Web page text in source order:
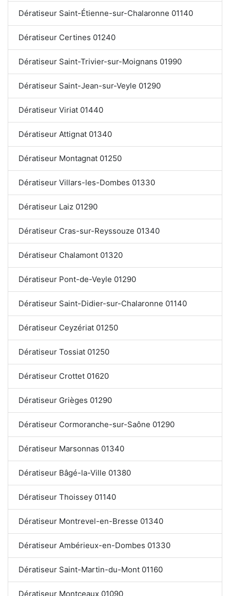
Dératiseur Saint-Étienne-sur-Chalaronne 01140
Dératiseur Certines 01240
Dératiseur Saint-Trivier-sur-Moignans 01990
Dératiseur Saint-Jean-sur-Veyle 01290
Dératiseur Viriat 01440
Dératiseur Attignat 01340
Dératiseur Montagnat 01250
Dératiseur Villars-les-Dombes 01330
Dératiseur Laiz 01290
Dératiseur Cras-sur-Reyssouze 01340
Dératiseur Chalamont 01320
Dératiseur Pont-de-Veyle 01290
Dératiseur Saint-Didier-sur-Chalaronne 01140
Dératiseur Ceyzériat 01250
Dératiseur Tossiat 01250
Dératiseur Crottet 01620
Dératiseur Grièges 01290
Dératiseur Cormoranche-sur-Saône 01290
Dératiseur Marsonnas 01340
Dératiseur Bâgé-la-Ville 01380
Dératiseur Thoissey 01140
Dératiseur Montrevel-en-Bresse 01340
Dératiseur Ambérieux-en-Dombes 01330
Dératiseur Saint-Martin-du-Mont 01160
Dératiseur Montceaux 01090